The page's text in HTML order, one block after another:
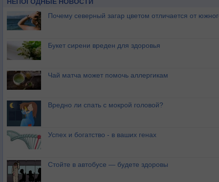
НЕПОГОДНЫЕ НОВОСТИ
Почему северный загар цветом отличается от
Букет сирени вреден для здоровья
Чай матча может помочь аллергикам
Вредно ли спать с мокрой головой?
Успех и богатство - в ваших генах
Стойте в автобусе — будете здоровы